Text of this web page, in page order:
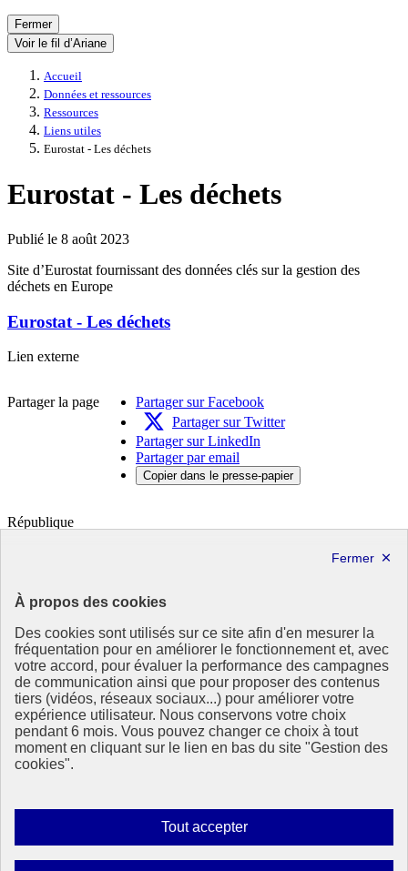
À propos des cookies
Des cookies sont utilisés sur ce site afin d'en mesurer la
fréquentation pour en améliorer le fonctionnement et, avec
votre accord, pour évaluer la performance des campagnes
de communication ainsi que pour proposer des contenus
tiers (vidéos, réseaux sociaux...) pour améliorer votre
expérience utilisateur. Nous conservons votre choix
pendant 6 mois. Vous pouvez changer ce choix à tout
moment en cliquant sur le lien en bas du site "Gestion des
cookies".
Tout accepterAutoriser
tous
Fermer
Voir le fil d’Ariane
Accueil
Données et ressources
Ressources
Liens utiles
Eurostat - Les déchets
Eurostat - Les déchets
Publié le 8 août 2023
Site d’Eurostat fournissant des données clés sur la gestion des
déchets en Europe
Eurostat - Les déchets
Eurostat
déchets
Lien externe
Partager la page
Partager sur Facebook
Partager sur Twitter
Partager sur LinkedIn
Partager par email
Copier dans le presse-papier
République
utiles
info.gouv.fr- ouvre une nouvelle fenêtre
service-public.fr- ouvre une nouvelle fenêtre
legifrance.gouv.fr- ouvre une nouvelle fenêtre
data.gouv.fr- ouvre une nouvelle fenêtre
Partenaire
Partenaire principal : Eionet Portal
Accessibilité : totalement conforme